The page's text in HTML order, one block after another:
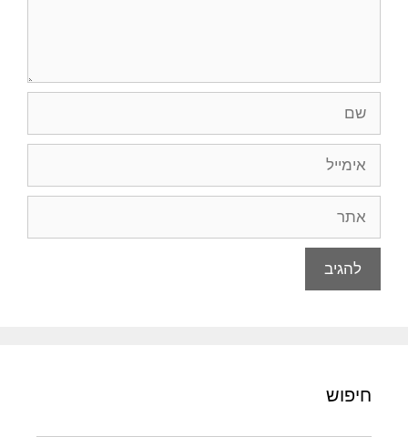
חיפוש